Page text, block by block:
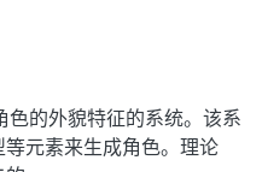
的外貌特征的系统。该系
元素来生成角色。理论